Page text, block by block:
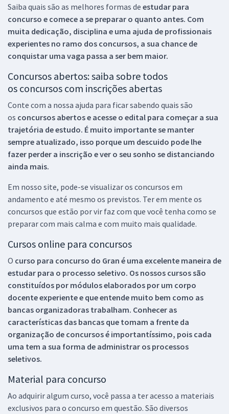
Saiba quais são as melhores formas de estudar para
concurso e comece a se preparar o quanto antes. Com
muita dedicação, disciplina e uma ajuda de profissionais
experientes no ramo dos concursos, a sua chance de
conquistar uma vaga passa a ser bem maior.
Concursos abertos: saiba sobre todos
os concursos com inscrições abertas
Conte com a nossa ajuda para ficar sabendo quais são
os concursos abertos e acesse o edital para começar a sua
trajetória de estudo. É muito importante se manter
sempre atualizado, isso porque um descuido pode lhe
fazer perder a inscrição e ver o seu sonho se distanciando
ainda mais.
Em nosso site, pode-se visualizar os concursos em
andamento e até mesmo os previstos. Ter em mente os
concursos que estão por vir faz com que você tenha como se
preparar com mais calma e com muito mais qualidade.
Cursos online para concursos
O curso para concurso do Gran é uma excelente maneira de
estudar para o processo seletivo. Os nossos cursos são
constituídos por módulos elaborados por um corpo
docente experiente e que entende muito bem como as
bancas organizadoras trabalham. Conhecer as
características das bancas que tomam a frente da
organização de concursos é importantíssimo, pois cada
uma tem a sua forma de administrar os processos
seletivos.
Material para concurso
Ao adquirir algum curso, você passa a ter acesso a materiais
exclusivos para o concurso em questão. São diversos